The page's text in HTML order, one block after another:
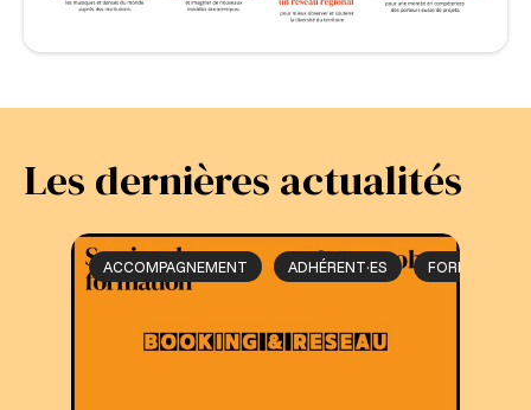
Les dernières actualités
ACCOMPAGNEMENT ADHÉRENT·ES FORMATION